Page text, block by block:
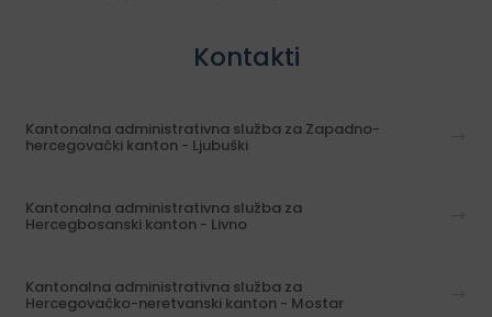
Kontakti
Kantonalna administrativna služba za Zapadno-
hercegovački kanton - Ljubuški
Kantonalna administrativna služba za
Hercegbosanski kanton - Livno
Kantonalna administrativna služba za
Hercegovačko-neretvanski kanton - Mostar